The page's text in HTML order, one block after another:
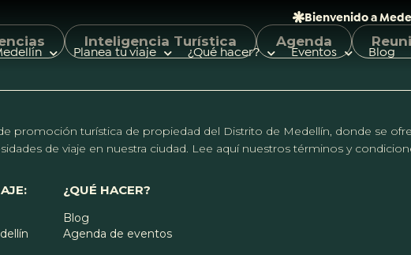
Bienvenido a
Planea tu viaje ¿Qué hacer? Eventos Blog
de eventos
Planeador de viaje
Inteligencia Turística Agenda
promoción turística de propiedad del Distrito de Medellín, donde se
de viaje en nuestra ciudad. Lee aquí nuestros términos y
¿QUÉ HACER?
Blog
Agenda de eventos